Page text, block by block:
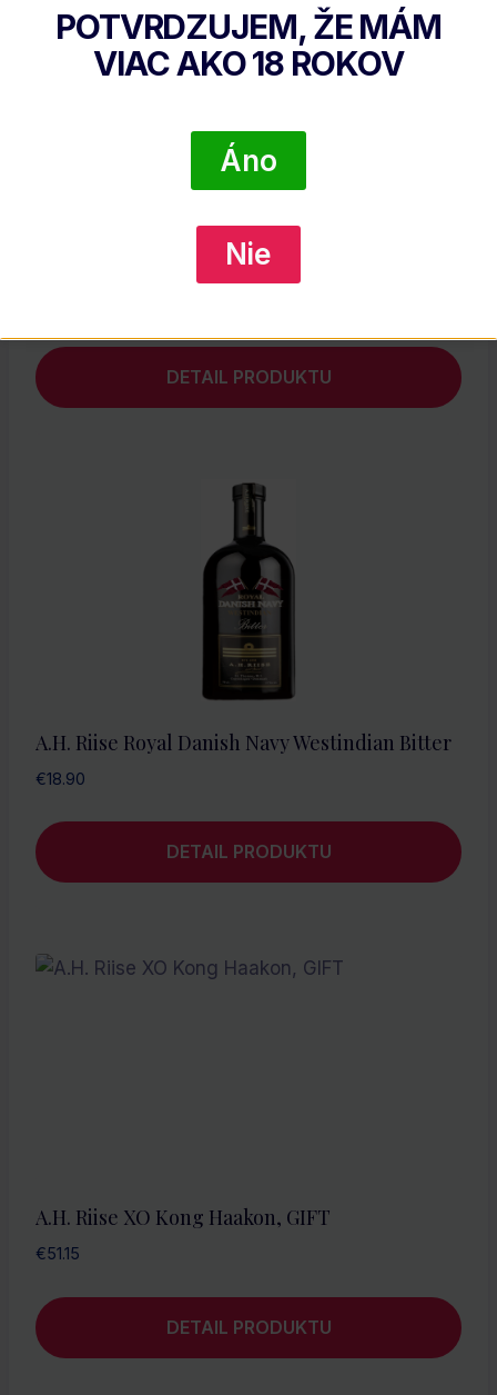
Beach House Spiced Rum
DETAIL PRODUKTU
A.H. Riise Royal Danish Navy Westindian Bitter
€18.90
DETAIL PRODUKTU
A.H. Riise XO Kong Haakon, GIFT
€51.15
DETAIL PRODUKTU
POTVRDZUJEM, ŽE MÁM
VIAC AKO18 ROKOV
Áno
Nie